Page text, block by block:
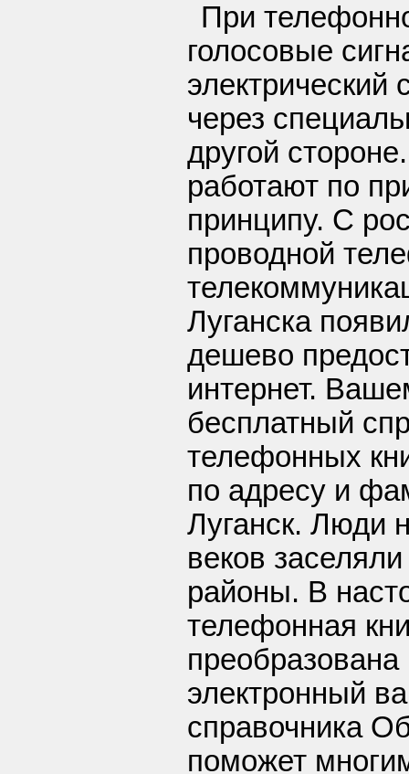
При
голосовые
электрический
через
другой
работают по
принципу. С
проводной
Луганска
дешево
интернет.
бесплатный
телефонных
по адресу и
Луганск. Люди
веков
районы. В
телефонная
электронный
справочника
поможет